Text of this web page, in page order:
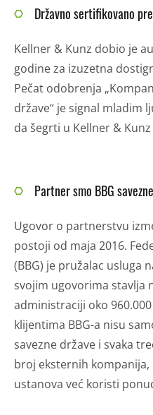
Državno sertifikovano
Kellner & Kunz dobio je
godine za izuzetna
Pečat odobrenja
države“ je signal mladim
da šegrti u Kellner &
Partner smo BBG
Ugovor o partnerstvu
postoji od maja 2016.
(BBG) je pružalac usluga
svojim ugovorima stavlja
administraciji oko
klijentima BBG-a nisu
savezne države i svaka
broj eksternih
ustanova već koristi